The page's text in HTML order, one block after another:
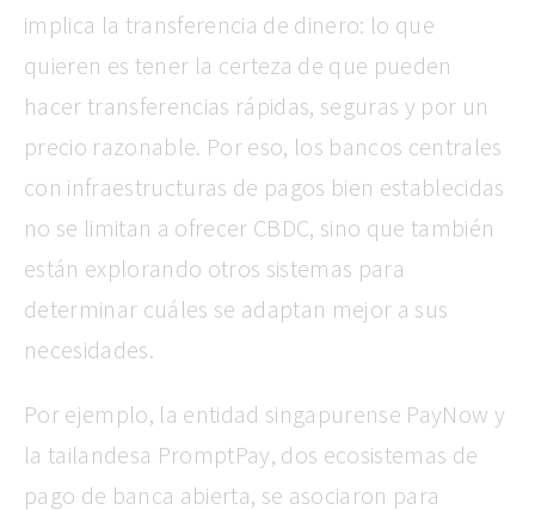
implica la transferencia de dinero: lo que
quieren es tener la certeza de que pueden
hacer transferencias rápidas, seguras y por un
precio razonable. Por eso, los bancos centrales
con infraestructuras de pagos bien establecidas
no se limitan a ofrecer CBDC, sino que también
están explorando otros sistemas para
determinar cuáles se adaptan mejor a sus
necesidades.
Por ejemplo, la entidad singapurense PayNow y
la tailandesa PromptPay, dos ecosistemas de
pago de banca abierta, se asociaron para